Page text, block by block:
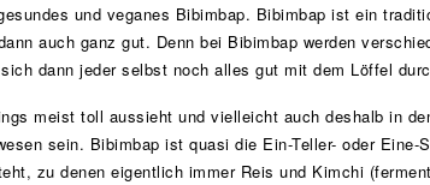
und veganes Bibimbap. Bibimbap ist ein
auch ganz gut. Denn bei Bibimbap werden
dann jeder selbst noch alles gut mit dem Löffel
meist toll aussieht und vielleicht auch deshalb in
sein. Bibimbap ist quasi die Ein-Teller- oder
zu denen eigentlich immer Reis und Kimchi